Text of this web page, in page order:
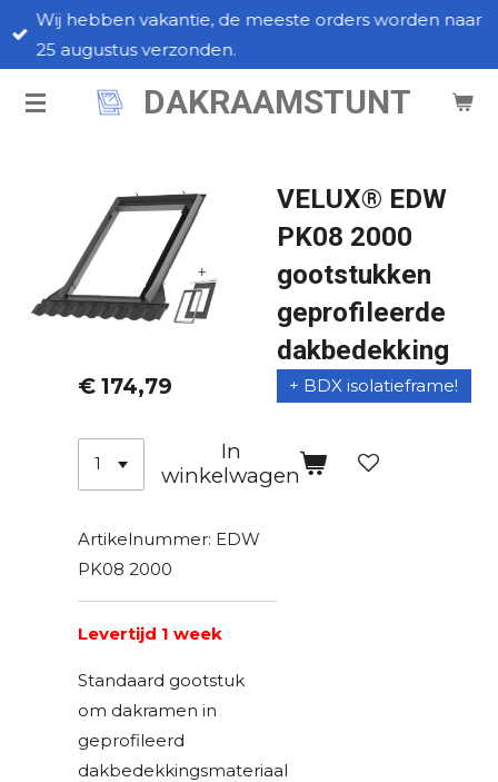
Ga
direct
de
DAKRAAMSTUNT
Wij hebben vakantie, de meeste orders worden naar
25 augustus verzonden.
VELUX® EDW
PK08 2000
gootstukken
geprofileerde
dakbedekking
+ BDX isolatieframe!
€ 174,79
In
winkelwagen
Artikelnummer: EDW
PK08 2000
Levertijd 1 week
Standaard gootstuk
om dakramen in
geprofileerd
dakbedekkingsmateriaal